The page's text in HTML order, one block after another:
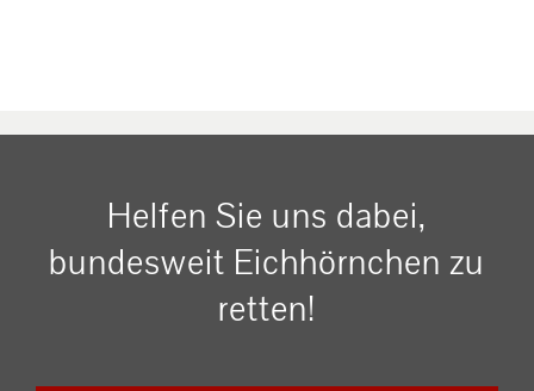
Helfen Sie uns dabei,
bundesweit Eichhörnchen zu
retten!